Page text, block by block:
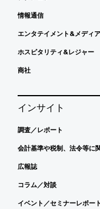
情報通信
エンタテイメント&メディア
ホスピタリティ&レジャー
商社
インサイト
調査／レポート
会計基準や税制、法令等に
広報誌
コラム／対談
イベント／セミナーレポート